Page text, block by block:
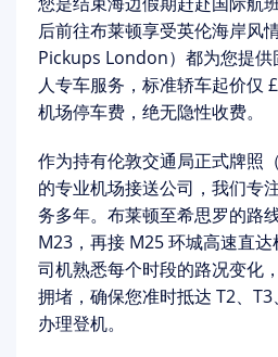
后前往布莱顿享受英伦海岸风
Pickups London） 都为您提供
人专车服务， 标准轿车起价仅
机场停车费，绝无隐性收费。
作为持有伦敦交通局正式牌照
的专业机场接送公司，我们专
务多年。布莱顿至希思罗的路
M23，再接 M25 环城高速直
司机熟悉每个时段的路况变化
拥堵，确保您准时抵达 T2、
办理登机。